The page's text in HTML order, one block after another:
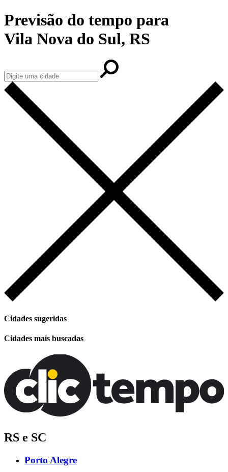
Previsão do tempo para
Vila Nova do Sul, RS
Cidades sugeridas
Cidades mais buscadas
RS e SC
Porto Alegre